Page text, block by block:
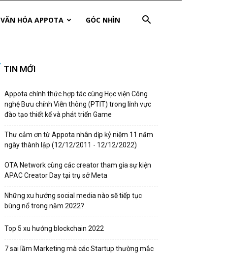
VĂN HÓA APPOTA GÓC NHÌN
TIN MỚI
Appota chính thức hợp tác cùng Học viện Công
nghệ Bưu chính Viễn thông (PTIT) trong lĩnh vực
đào tạo thiết kế và phát triển Game
Thư cảm ơn từ Appota nhân dịp kỷ niệm 11 năm
ngày thành lập (12/12/2011 - 12/12/2022)
OTA Network cùng các creator tham gia sự kiện
APAC Creator Day tại trụ sở Meta
Những xu hướng social media nào sẽ tiếp tục
bùng nổ trong năm 2022?
Top 5 xu hướng blockchain 2022
7 sai lầm Marketing mà các Startup thường mắc